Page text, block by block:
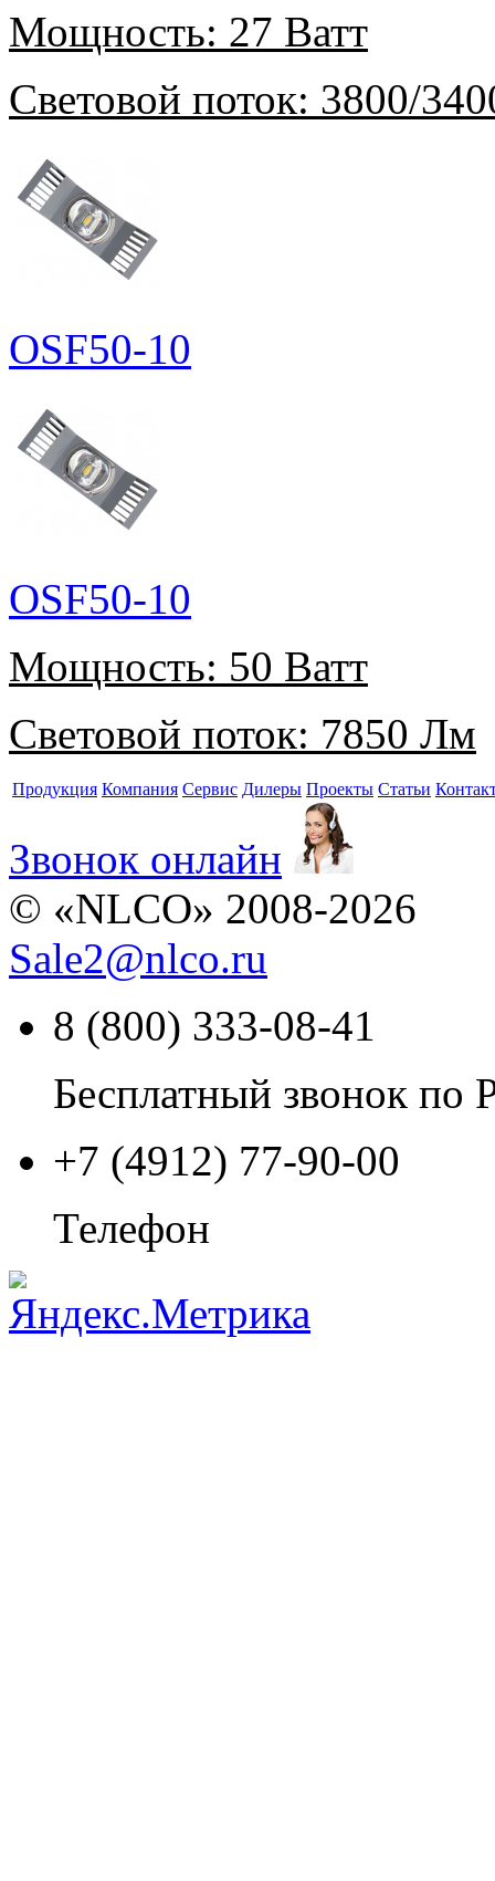
Мощность: 27 Ватт
Световой поток: 3800/
OSF50-10
OSF50-10
Мощность: 50 Ватт
Световой поток: 7850 Лм
Продукция Компания Сервис Дилеры Проекты Статьи
Звонок онлайн
© «NLCO» 2008-2026
Sale2@nlco.ru
8 (800) 333-08-41
Бесплатный звонок по
+7 (4912) 77-90-00
Телефон